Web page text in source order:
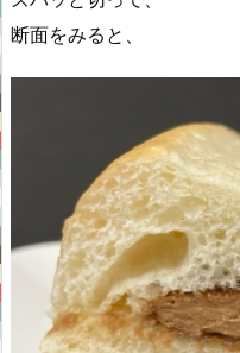
断面をみると、